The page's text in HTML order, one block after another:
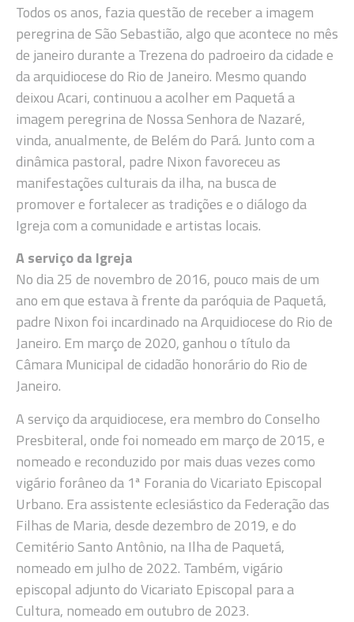
Todos os anos, fazia questão de receber a imagem
peregrina de São Sebastião, algo que acontece no mês
de janeiro durante a Trezena do padroeiro da cidade e
da arquidiocese do Rio de Janeiro. Mesmo quando
deixou Acari, continuou a acolher em Paquetá a
imagem peregrina de Nossa Senhora de Nazaré,
vinda, anualmente, de Belém do Pará. Junto com a
dinâmica pastoral, padre Nixon favoreceu as
manifestações culturais da ilha, na busca de
promover e fortalecer as tradições e o diálogo da
Igreja com a comunidade e artistas locais.
A serviço da Igreja
No dia 25 de novembro de 2016, pouco mais de um
ano em que estava à frente da paróquia de Paquetá,
padre Nixon foi incardinado na Arquidiocese do Rio de
Janeiro. Em março de 2020, ganhou o título da
Câmara Municipal de cidadão honorário do Rio de
Janeiro.
A serviço da arquidiocese, era membro do Conselho
Presbiteral, onde foi nomeado em março de 2015, e
nomeado e reconduzido por mais duas vezes como
vigário forâneo da 1ª Forania do Vicariato Episcopal
Urbano. Era assistente eclesiástico da Federação das
Filhas de Maria, desde dezembro de 2019, e do
Cemitério Santo Antônio, na Ilha de Paquetá,
nomeado em julho de 2022. Também, vigário
episcopal adjunto do Vicariato Episcopal para a
Cultura, nomeado em outubro de 2023.